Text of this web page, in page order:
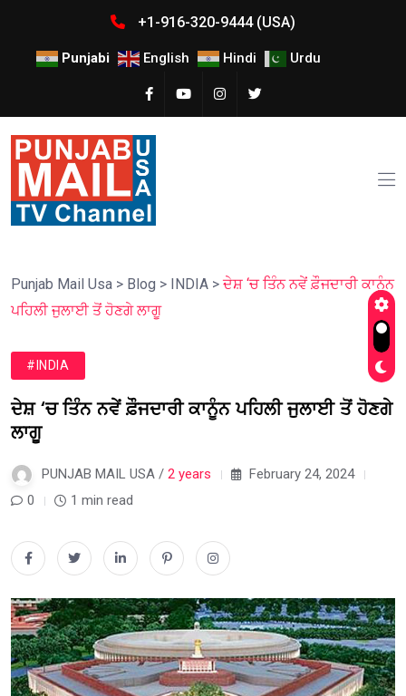
+1-916-320-9444 (USA)
Punjabi English Hindi Urdu
Punjab Mail Usa > Blog > INDIA > ਦੇਸ਼ ‘ਚ ਤਿੰਨ ਨਵੇਂ ਫ਼ੌਜਦਾਰੀ ਕਾਨੂੰਨ
ਪਹਿਲੀ ਜੁਲਾਈ ਤੋਂ ਹੋਣਗੇ ਲਾਗੂ
#INDIA
ਦੇਸ਼ ‘ਚ ਤਿੰਨ ਨਵੇਂ ਫ਼ੌਜਦਾਰੀ ਕਾਨੂੰਨ ਪਹਿਲੀ ਜੁਲਾਈ ਤੋਂ ਹੋਣਗੇ
ਲਾਗੂ
PUNJAB MAIL USA / 2 years
February 24, 2024
0
1 min read